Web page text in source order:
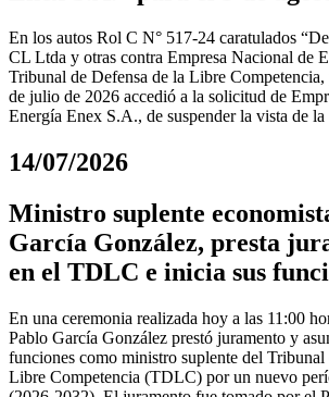
En los autos Rol C N° 517-24 caratulados
CL Ltda y otras contra Empresa Nacional de
Tribunal de Defensa de la Libre
de julio de 2026 accedió a la solicitud de
Energía Enex S.A., de suspender la vista de
14/07/2026
Ministro suplente
García González, presta
en el TDLC e inicia sus
En una ceremonia realizada hoy a las 11:00
Pablo García González prestó juramento y
funciones como ministro suplente del Tribunal
Libre Competencia (TDLC) por un nuevo